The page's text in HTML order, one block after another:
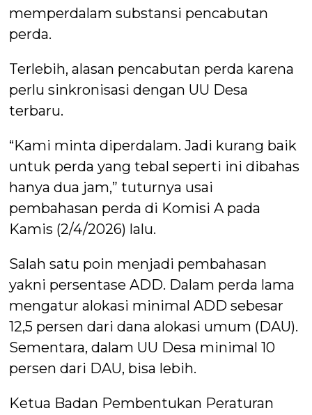
memperdalam substansi pencabutan
perda.
Terlebih, alasan pencabutan perda karena
perlu sinkronisasi dengan UU Desa
terbaru.
“Kami minta diperdalam. Jadi kurang baik
untuk perda yang tebal seperti ini dibahas
hanya dua jam,” tuturnya usai
pembahasan perda di Komisi A pada
Kamis (2/4/2026) lalu.
Salah satu poin menjadi pembahasan
yakni persentase ADD. Dalam perda lama
mengatur alokasi minimal ADD sebesar
12,5 persen dari dana alokasi umum (DAU).
Sementara, dalam UU Desa minimal 10
persen dari DAU, bisa lebih.
Ketua Badan Pembentukan Peraturan